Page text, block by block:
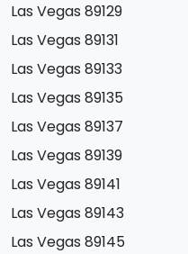
Las Vegas 89129
Las Vegas 89131
Las Vegas 89133
Las Vegas 89135
Las Vegas 89137
Las Vegas 89139
Las Vegas 89141
Las Vegas 89143
Las Vegas 89145